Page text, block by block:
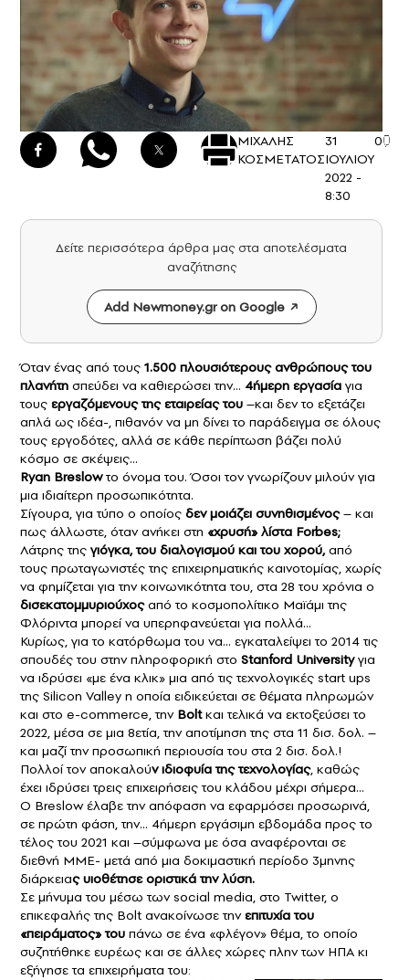
ΜΙΧΑΛΗΣ
ΚΟΣΜΕΤΑΤΟΣ
31
ΙΟΥΛΙΟΥ
2022 -
8:30
0
Δείτε περισσότερα άρθρα μας στα αποτελέσματα
αναζήτησης
Add Newmoney.gr on Google
Όταν ένας από τους 1.500 πλουσιότερους ανθρώπους του
πλανήτη σπεύδει να καθιερώσει την… 4ήμερη εργασία για
τους εργαζόμενους της εταιρείας του –και δεν το εξετάζει
απλά ως ιδέα-, πιθανόν να μη δίνει το παράδειγμα σε όλους
τους εργοδότες, αλλά σε κάθε περίπτωση βάζει πολύ
κόσμο σε σκέψεις…
Ryan Breslowτο όνομα του. Όσοι τον γνωρίζουν μιλούν για
μια ιδιαίτερη προσωπικότητα.
Σίγουρα, για τύπο ο οποίος δεν μοιάζει συνηθισμένος– και
πως άλλωστε, όταν ανήκει στη «χρυσή» λίστα Forbes;
Λάτρης της γιόγκα, του διαλογισμού και του χορού,από
τους πρωταγωνιστές της επιχειρηματικής καινοτομίας, χωρίς
να φημίζεται για την κοινωνικότητα του, στα 28 του χρόνια ο
δισεκατομμυριούχοςαπό το κοσμοπολίτικο Μαϊάμι της
Φλόριντα μπορεί να υπερηφανεύεται για πολλά…
Κυρίως, για το κατόρθωμα του να… εγκαταλείψει το 2014 τις
σπουδές του στην πληροφορική στο Stanford Universityγια
να ιδρύσει «με ένα κλικ» μια από τις τεχνολογικές start ups
της Silicon Valley η οποία ειδικεύεται σε θέματα πληρωμών
και στο e-commerce, την Boltκαι τελικά να εκτοξεύσει το
2022, μέσα σε μια 8ετία, την αποτίμηση της στα 11 δισ. δολ. –
και μαζί την προσωπική περιουσία του στα 2 δισ. δολ.!
Πολλοί τον αποκαλούν ιδιοφυία της τεχνολογίας, καθώς
έχει ιδρύσει τρεις επιχειρήσεις του κλάδου μέχρι σήμερα…
Ο Breslow έλαβε την απόφαση να εφαρμόσει προσωρινά,
σε πρώτη φάση, την… 4ήμερη εργάσιμη εβδομάδα προς το
τέλος του 2021 και –σύμφωνα με όσα αναφέρονται σε
διεθνή MME- μετά από μια δοκιμαστική περίοδο 3μηνης
διάρκειας υιοθέτησε οριστικά την λύση.
Σε μήνυμα του μέσω των social media, στο Twitter, ο
επικεφαλής της Bolt ανακοίνωσε τηνεπιτυχία του
«πειράματος» του πάνω σε ένα «φλέγον» θέμα, το οποίο
συζητήθηκε ευρέως και σε άλλες χώρες πλην των ΗΠΑ κι
εξήγησε τα επιχειρήματα του: